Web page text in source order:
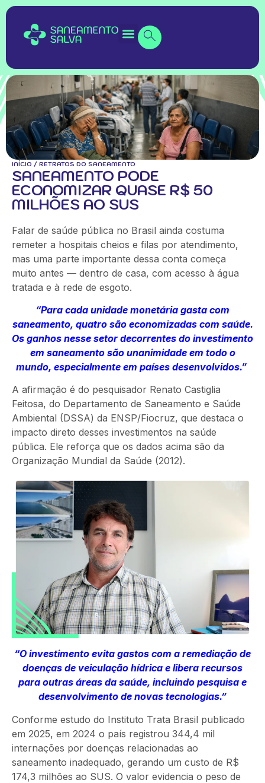
INÍCIO / RETRATOS DO SANEAMENTO
SANEAMENTO PODE
ECONOMIZAR QUASE R$ 50
MILHÕES AO SUS
Falar de saúde pública no Brasil ainda costuma
remeter a hospitais cheios e filas por atendimento,
mas uma parte importante dessa conta começa
muito antes — dentro de casa, com acesso à água
tratada e à rede de esgoto.
“Para cada unidade monetária gasta com
saneamento, quatro são economizadas com saúde.
Os ganhos nesse setor decorrentes do investimento
em saneamento são unanimidade em todo o
mundo, especialmente em países desenvolvidos.”
A afirmação é do pesquisador Renato Castiglia
Feitosa, do Departamento de Saneamento e Saúde
Ambiental (DSSA) da ENSP/Fiocruz, que destaca o
impacto direto desses investimentos na saúde
pública. Ele reforça que os dados acima são da
Organização Mundial da Saúde (2012).
“O investimento evita gastos com a remediação de
doenças de veiculação hídrica e libera recursos
para outras áreas da saúde, incluindo pesquisa e
desenvolvimento de novas tecnologias.”
Conforme estudo do Instituto Trata Brasil publicado
em 2025, em 2024 o país registrou 344,4 mil
internações por doenças relacionadas ao
saneamento inadequado, gerando um custo de R$
174,3 milhões ao SUS. O valor evidencia o peso de